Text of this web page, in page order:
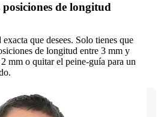
de longitud
que desees. Solo tienes que
de longitud entre 3 mm y
mm o quitar el peine-guía para un